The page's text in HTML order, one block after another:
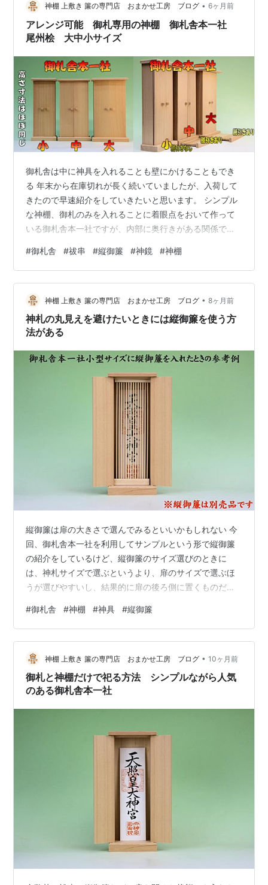
神棚 上敷き 簾の専門店 おまかせ工房 ブログ • 6ヶ月前
アレンジ可能 御札専用の神棚 御札舎本一社
尾州桧 大中小サイズ
御札舎は中に神具を入れることも壁にかけることもでき
る 年末から在庫切れが長く続いていましたが、入荷して
きたので早速紹介をしていきたいと思います。 シンプル
な神棚、御札のみを入れることに着眼点をおいて作って
いる御札舎本一社ですが、内部に奥行きがある関係で、
せの中でも、神鏡は入れられるのか？ 祓串は？ 金幣芯は
どうか？ などもあるぐらいです。 神宮大麻の大きさであ
れば入れられるので、汎用性はあるかと思う。 デザイン
的にはほぼ違いがない。 引き出しの有る無しについて、
小型は引き出しがない、中型・大型には引き出しがある
ので、引き出し部分の利用を考えて…
#御札舎 #祓串 #縦御簾 #神鏡 #神棚
神棚 上敷き 簾の専門店 おまかせ工房 ブログ • 8ヶ月前
神札の丸見えを避けたいときには縦御簾を使う方
法がある
縦御簾は扉の大きさで選んでみるといいかもしれない 今
回、御札舎本一社を利用してサンプルという形で縦御簾
の紹介をしているけど、縦御簾のサイズ選びのときに
は、神札サイズで選ぶというより、扉のサイズで選ぶほ
うが選びやすいし、結果的に扉の後ろ側に置くものだか
話。 御札舎本一社は全体が扉になっている関係で、縦御
簾は大型サイズを利用しています。 屋根違い三社のよう
な左右の扉が小さいときには、本社側と末社側で違うサ
イズの縦御簾を選んだりしておけばいいでしょう。 神棚
の扉から御札が見える部分に縦御簾で隠すだけの役目を
持っていますので、扉の大きさでサイズを選んでみ…
#御札舎 #神棚 #神具 #縦御簾
神棚 上敷き 簾の専門店 おまかせ工房 ブログ • 10ヶ月前
御札と神棚だけで祀る方法 シンプルながら人気
のある御札舎本一社